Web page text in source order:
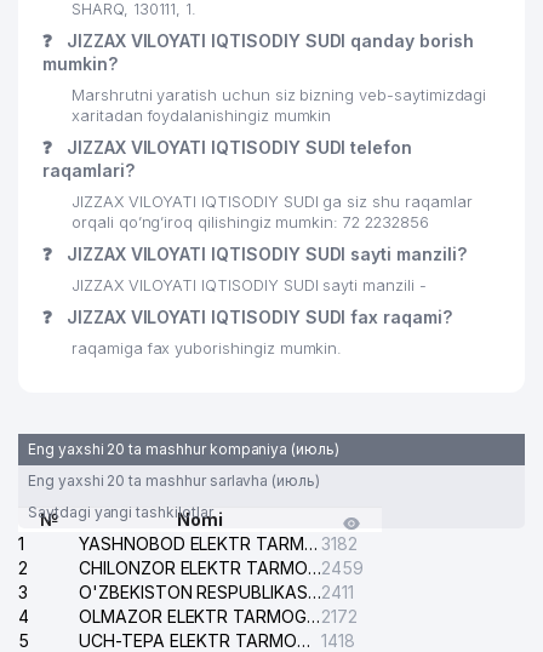
SHARQ, 130111, 1.
❓
JIZZAX VILOYATI IQTISODIY SUDI qanday borish
mumkin?
Marshrutni yaratish uchun siz bizning veb-saytimizdagi
xaritadan foydalanishingiz mumkin
❓
JIZZAX VILOYATI IQTISODIY SUDI telefon
raqamlari?
JIZZAX VILOYATI IQTISODIY SUDI ga siz shu raqamlar
orqali qo’ng’iroq qilishingiz mumkin: 72 2232856
❓ JIZZAX VILOYATI IQTISODIY SUDI sayti manzili?
JIZZAX VILOYATI IQTISODIY SUDI sayti manzili -
❓ JIZZAX VILOYATI IQTISODIY SUDI fax raqami?
raqamiga fax yuborishingiz mumkin.
Eng yaxshi 20 ta mashhur kompaniya (июль)
Eng yaxshi 20 ta mashhur sarlavha (июль)
Saytdagi yangi tashkilotlar
№
Nomi
1
YASHNOBOD ELEKTR TARMOG'I NOSOZLIKLARI XIZMATI 3182
2
CHILONZOR ELEKTR TARMOG'I NOSOZLIK XIZMATI2459
3
O'ZBEKISTON RESPUBLIKASI BOSH PROKURATURASI ISHONCH TELEFONI2411
4
OLMAZOR ELEKTR TARMOG'I NOSOZLIKLARI XIZMATI2172
5
UCH-TEPA ELEKTR TARMOG'I NOSOZLIKLARI XIZMATI 1418